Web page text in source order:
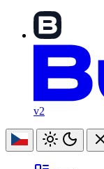
v2